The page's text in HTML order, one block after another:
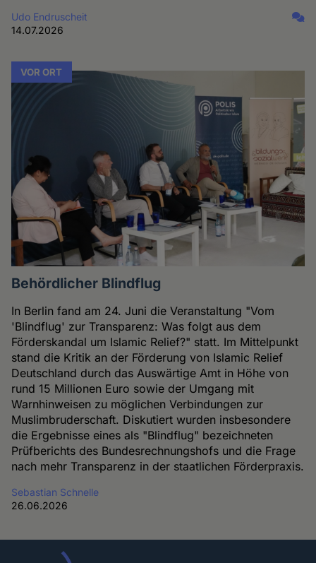
Udo Endruscheit
14.07.2026
VOR ORT
Behördlicher Blindflug
In Berlin fand am 24. Juni die Veranstaltung "Vom
'Blindflug' zur Transparenz: Was folgt aus dem
Förderskandal um Islamic Relief?" statt. Im Mittelpunkt
stand die Kritik an der Förderung von Islamic Relief
Deutschland durch das Auswärtige Amt in Höhe von
rund 15 Millionen Euro sowie der Umgang mit
Warnhinweisen zu möglichen Verbindungen zur
Muslimbruderschaft. Diskutiert wurden insbesondere
die Ergebnisse eines als "Blindflug" bezeichneten
Prüfberichts des Bundesrechnungshofs und die Frage
nach mehr Transparenz in der staatlichen Förderpraxis.
Sebastian Schnelle
26.06.2026